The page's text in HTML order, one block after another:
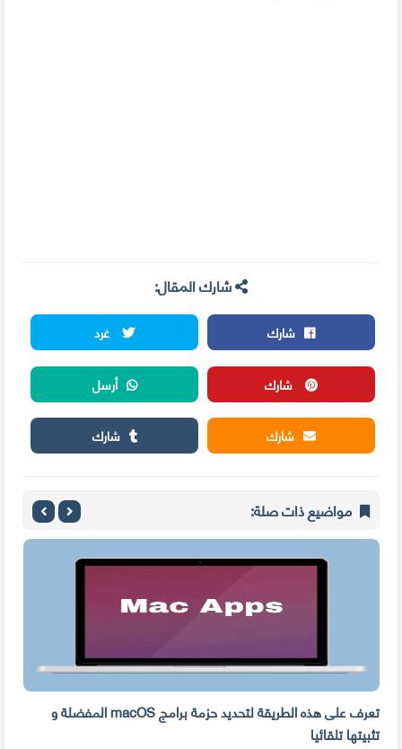
شارك المقال:
شارك
غرد
شارك
أرسل
شارك
شارك
مواضيع ذات صلة:
تعرف على هذه الطريقة لتحديد حزمة برامج macOS المفضلة و
تثبيتها تلقائيا